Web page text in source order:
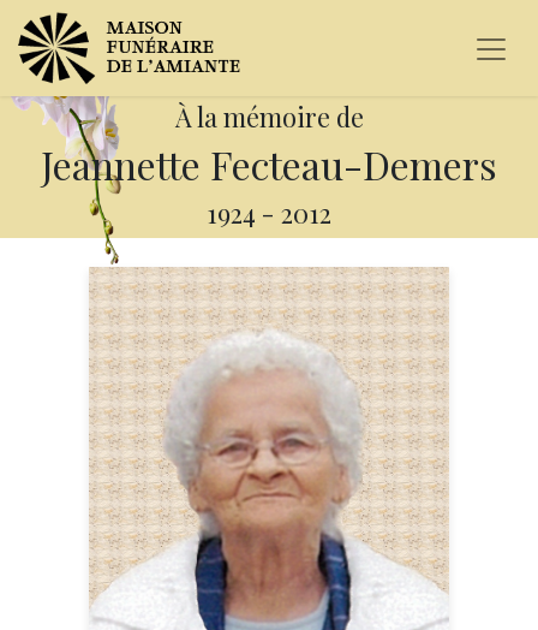
À la mémoire de
Jeannette Fecteau-Demers
1924 - 2012